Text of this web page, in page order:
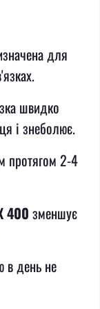
для
швидко
і знеболює.
протягом 2-4
400 зменшує
в день не